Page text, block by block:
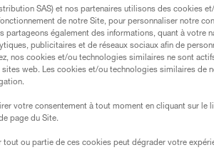
SAS) et nos partenaires utilisons des cookies
de notre Site, pour personnaliser notre
partageons également des informations, quant à votre
publicitaires et de réseaux sociaux afin de
nos cookies et/ou technologies similaires ne sont
sites web. Les cookies et/ou technologies similaires de
votre consentement à tout moment en cliquant sur le
page du Site.
tout ou partie de ces cookies peut dégrader votre